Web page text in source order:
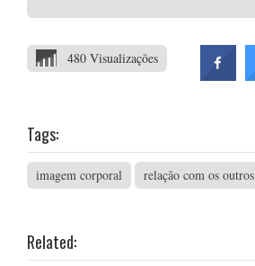
480 Visualizações
Tags:
imagem corporal relação com os outros
Related: